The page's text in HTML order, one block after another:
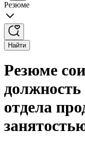
Резюме
Найти
Резюме
отдела